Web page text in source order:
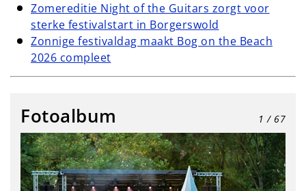
Zomereditie Night of the Guitars zorgt voor
sterke festivalstart in Borgerswold
Zonnige festivaldag maakt Bog on the Beach
2026 compleet
Fotoalbum 1 / 67